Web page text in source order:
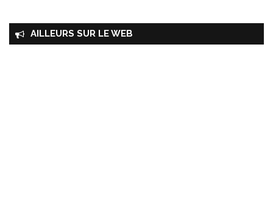
AILLEURS SUR LE WEB